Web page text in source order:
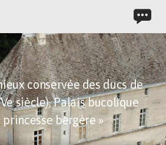
conservée des ducs de
siècle),Palais bucolique
princesse bergère »